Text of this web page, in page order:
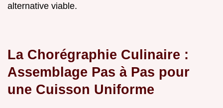
alternative viable.
La Chorégraphie Culinaire :
Assemblage Pas à Pas pour
une Cuisson Uniforme